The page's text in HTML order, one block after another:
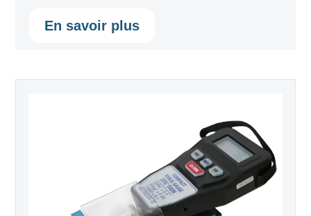
En savoir plus